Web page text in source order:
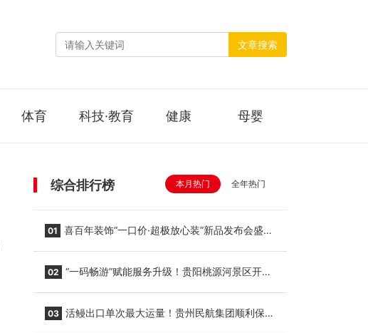
文章搜索
体育 科技·教育 健康 母婴
综合排行榜 本月热门 全年热门
01 喜百年装饰“一口价·超极放心装”新品发布会盛大
02 “一码畅游”赋能服务升级！贵阳桃源河景区开
03 活鳗出口单次最大运量！贵州民航集团顺利保障